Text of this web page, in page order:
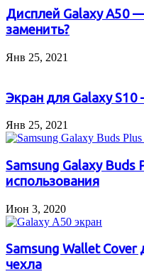
Дисплей Galaxy A50
заменить?
Янв 25, 2021
Экран для Galaxy S10
Янв 25, 2021
Samsung Galaxy Buds
использования
Июн 3, 2020
Samsung Wallet
чехла